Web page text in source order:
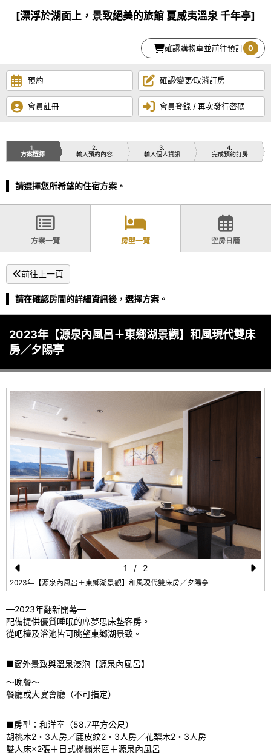
[漂浮於湖面上，景致絕美的旅館 夏威夷溫泉 千年亭]
確認購物車並前往預訂 0
預約 確認∕變更∕取消訂房
會員註冊 會員登錄 / 再次發行密碼
1
方案選擇
2
輸入預約內容
3
輸入個人資訊
4
完成預約訂房
請選擇您所希望的住宿方案。
方案一覽 房型一覽 空房日曆
前往上一頁
請在確認房間的詳細資訊後，選擇方案。
2023年【源泉內風呂＋東鄉湖景觀】和風現代雙床
房／夕陽亭
Pr
vi
o
u
s
2023年【源泉內風呂＋東鄉湖景觀】和風現代雙床房／夕陽亭
1 / 2
━2023年翻新開幕━
配備提供優質睡眠的席夢思床墊客房。
從吧檯及浴池皆可眺望東鄉湖景致。
■窗外景致與溫泉浸泡【源泉內風呂】
～晚餐～
餐廳或大宴會廳（不可指定）
■房型：和洋室（58.7平方公尺）
胡桃木2・3人房／鹿皮紋2・3人房／花梨木2・3人房
雙人床×2張＋日式榻榻米區＋源泉內風呂